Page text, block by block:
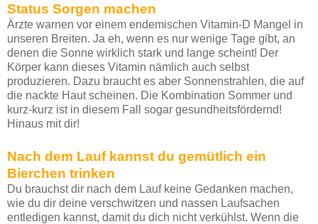
Status Sorgen machen
Ärzte warnen vor einem endemischen Vitamin-D Mangel in
unseren Breiten. Ja eh, wenn es nur wenige Tage gibt, an
denen die Sonne wirklich stark und lange scheint! Der
Körper kann dieses Vitamin nämlich auch selbst
produzieren. Dazu braucht es aber Sonnenstrahlen, die auf
die nackte Haut scheinen. Die Kombination Sommer und
kurz-kurz ist in diesem Fall sogar gesundheitsfördernd!
Hinaus mit dir!
Nach dem Lauf kannst du gemütlich ein
Bierchen trinken
Du brauchst dir nach dem Lauf keine Gedanken machen,
wie du dir deine verschwitzen und nassen Laufsachen
entledigen kannst, damit du dich nicht verkühlst. Wenn die